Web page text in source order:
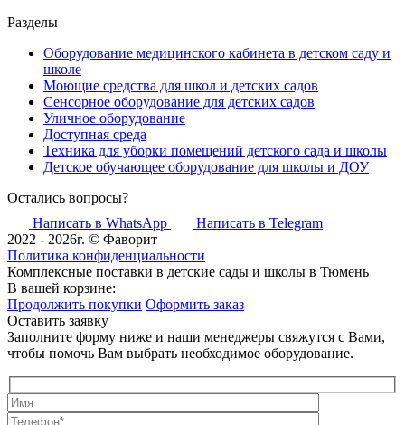
Разделы
Оборудование медицинского кабинета в детском саду и
школе
Моющие средства для школ и детских садов
Сенсорное оборудование для детских садов
Уличное оборудование
Доступная среда
Техника для уборки помещений детского сада и школы
Детское обучающее оборудование для школы и ДОУ
Остались вопросы?
Написать в WhatsApp
Написать в Telegram
2022 - 2026г. © Фаворит
Политика конфиденциальности
Комплексные поставки в детские сады и школы в Тюмень
В вашей корзине:
Продолжить покупки Оформить заказ
Оставить заявку
Заполните форму ниже и наши менеджеры свяжутся с Вами,
чтобы помочь Вам выбрать необходимое оборудование.